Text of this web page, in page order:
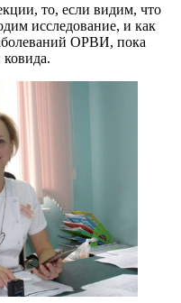
то, если видим, что
исследование, и как
ОРВИ, пока